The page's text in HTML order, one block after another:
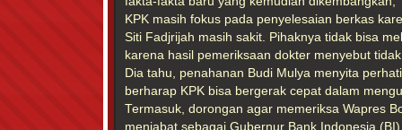
KPK masih fokus pada penyelesaian berkas
Siti Fadjrijah masih sakit. Pihaknya tidak bisa
karena hasil pemeriksaan dokter menyebut
Dia tahu, penahanan Budi Mulya menyita
berharap KPK bisa bergerak cepat dalam
Termasuk, dorongan agar memeriksa Wapres
menjabat sebagai Gubernur Bank Indonesia